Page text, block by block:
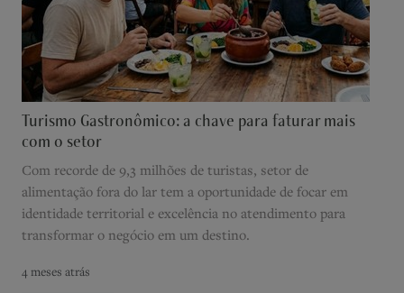
Turismo Gastronômico: a chave para faturar mais
com o setor
Com recorde de 9,3 milhões de turistas, setor de
alimentação fora do lar tem a oportunidade de focar em
identidade territorial e excelência no atendimento para
transformar o negócio em um destino.
4 meses atrás